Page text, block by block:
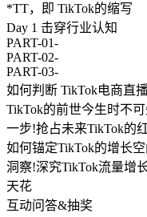
*TT，即 TikTok的缩写
Day 1 击穿行业认知
PART-01-
PART-02-
PART-03-
如何判断 TikTok电商直
TikTok的前世今生时不
一步!抢占未来TikTok的
如何锚定TikTok的增长空
洞察!深究TikTok流量增
天花
互动问答&抽奖